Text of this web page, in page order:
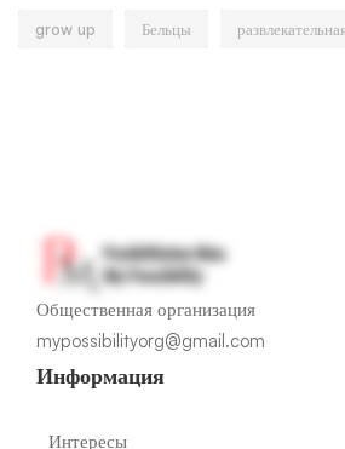
grow up Бельцы
Общественная организация
mypossibilityorg@gmail.com
Информация
Интересы